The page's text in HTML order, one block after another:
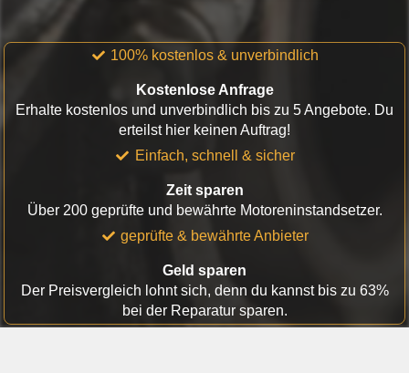
100% kostenlos & unverbindlich
Kostenlose Anfrage
Erhalte kostenlos und unverbindlich bis zu 5 Angebote. Du
erteilst hier keinen Auftrag!
Einfach, schnell & sicher
Zeit sparen
Über 200 geprüfte und bewährte Motoreninstandsetzer.
geprüfte & bewährte Anbieter
Geld sparen
Der Preisvergleich lohnt sich, denn du kannst bis zu 63%
bei der Reparatur sparen.